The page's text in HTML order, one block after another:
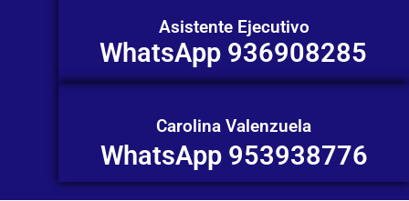
Asistente Ejecutivo
WhatsApp 936908285
Carolina Valenzuela
WhatsApp 953938776